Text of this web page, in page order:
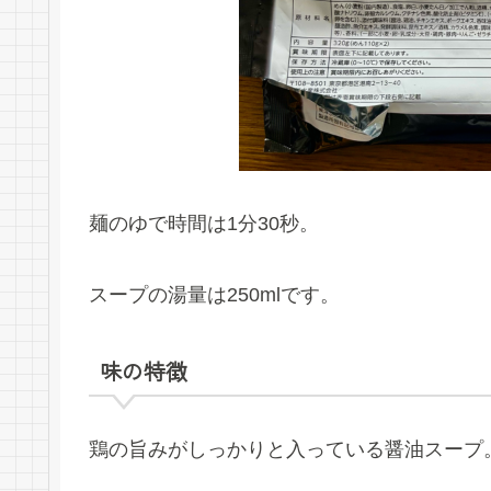
麺のゆで時間は1分30秒。
スープの湯量は250mlです。
味の特徴
鶏の旨みがしっかりと入っている醤油スープ